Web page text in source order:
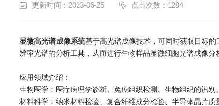
更新时间：2023-06-25 点击次数：1284
显微高光谱成像系统基于高光谱成像技术，可同时获取目标
辨率光谱的分析工具，从而进行生物样品显微细胞光谱成像
应用领域介绍：
生物医学：医疗病理学诊断、免疫组织检测、生物组织的识别
材料科学：纳米材料检验、复合纤维成分检验、半导体晶片质